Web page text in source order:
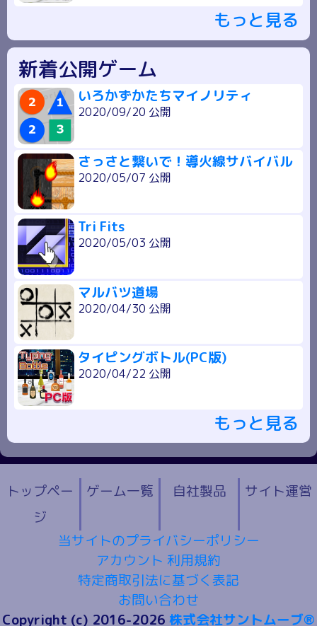
もっと見る
新着公開ゲーム
いろかずかたちマイノリティ
2020/09/20 公開
さっさと繋いで！導火線サバイバル
2020/05/07 公開
Tri Fits
2020/05/03 公開
マルバツ道場
2020/04/30 公開
タイピングボトル(PC版)
2020/04/22 公開
もっと見る
トップペー
ジ
ゲーム一覧 自社製品 サイト運営
当サイトのプライバシーポリシー
アカウント 利用規約
特定商取引法に基づく表記
お問い合わせ
Copyright (c) 2016-2026 株式会社サントムーブ®